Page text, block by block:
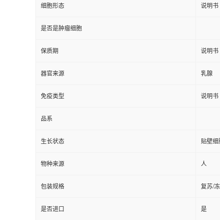
细胞形态 说明书
是否是肿瘤细胞
保质期 说明书
器官来源 乳腺
免疫类型 说明书
品系
生长状态 贴壁细
物种来源 人
包装规格 复苏/
是否进口 是